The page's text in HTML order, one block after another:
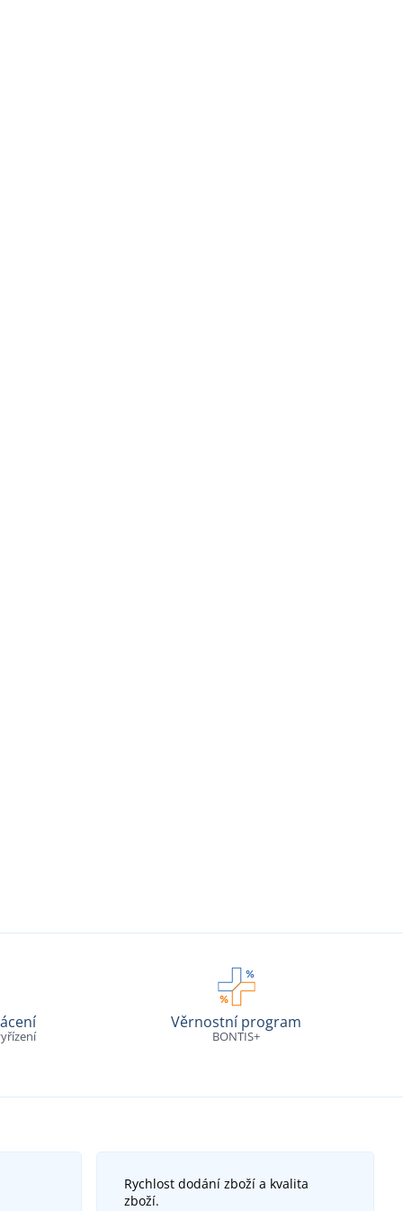
Věrnostní program
BONTIS+
Rychlost dodání zboží a kvalita
zboží.